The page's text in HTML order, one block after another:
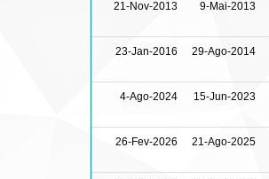
21-Nov-2013 9-Mai-2013
23-Jan-2016 29-Ago-2014
4-Ago-2024 15-Jun-2023
26-Fev-2026 21-Ago-2025